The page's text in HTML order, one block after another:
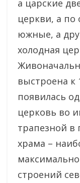
а царские
церкви, а по
южные, а
холодная
выстроена к
появилась
церковь во
трапезной в
храма –
строений